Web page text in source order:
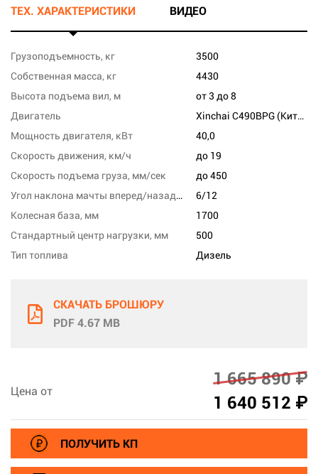
ТЕХ. ХАРАКТЕРИСТИКИ ВИДЕО
Грузоподъемность, кг
3500
Собственная масса, кг
4430
Высота подъема вил, м
от 3 до 8
Двигатель
Xinchai C490BPG (Китай)
Мощность двигателя, кВт
40,0
Скорость движения, км/ч
до 19
Скорость подъема груза, мм/сек
до 450
Угол наклона мачты вперед/назад, град
6/12
Колесная база, мм
1700
Стандартный центр нагрузки, мм
500
Тип топлива
Дизель
СКАЧАТЬ БРОШЮРУ
PDF 4.67 MB
Цена от
1 665 890 ₽
1 640 512 ₽
ПОЛУЧИТЬ КП